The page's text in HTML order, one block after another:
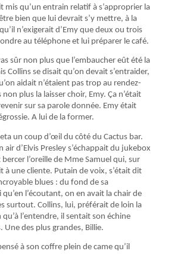
mis qu’un entrain relatif à s’approprier la
bien que lui devrait s’y mettre, à la
n’exigerait d’Emy que deux ou trois
au téléphone et lui préparer le café.
sûr non plus que l’embaucher eût été la
Collins se disait qu’on devait s’entraider,
aidait n’étaient pas trop au rendez-
plus la laisser choir, Emy. Ça n’était
sur sa parole donnée. Emy était
A lui de la former.
un coup d’œil du côté du Cactus bar.
d’Elvis Presley s’échappait du jukebox
l’oreille de Mme Samuel qui, sur
à une cliente. Putain de voix, s’était dit
blues : du fond de sa
qu’en l’écoutant, on en avait la chair de
surtout. Collins, lui, préférait de loin la
l’entendre, il sentait son échine
Une des plus grandes, Billie.
à son coffre plein de came qu’il